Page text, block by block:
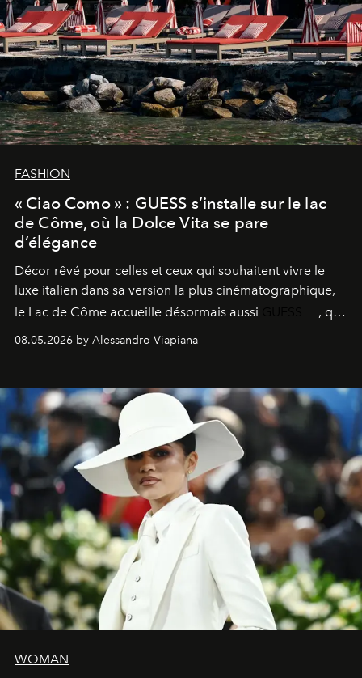
FASHION
« Ciao Como » : GUESS s’installe sur le lac
de Côme, où la Dolce Vita se pare
d’élégance
Décor rêvé pour celles et ceux qui souhaitent vivre le
luxe italien dans sa version la plus cinématographique,
le Lac de Côme accueille désormais aussi
, qui
signe un takeover entre boutiques, hôtels, bateaux et
fragrances. L’une des opérations de style les plus
08.05.2026 by Alessandro Viapiana
WOMAN